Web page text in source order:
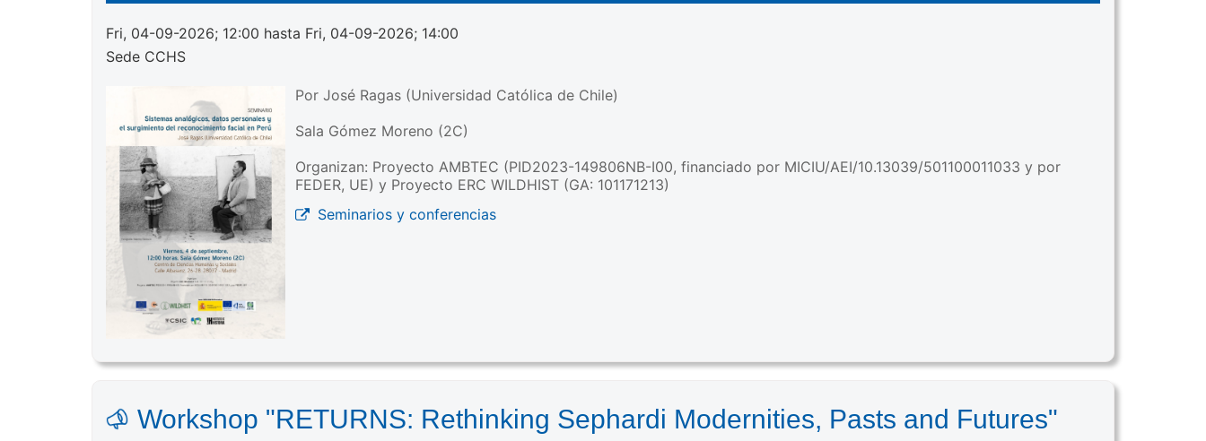
Fri, 04-09-2026; 12:00 hasta Fri, 04-09-2026; 14:00
Sede CCHS
Por José Ragas (Universidad Católica de Chile)
Sala Gómez Moreno (2C)
Organizan: Proyecto AMBTEC (PID2023-149806NB-I00, financiado por MICIU/AEI/10.13039/501100011033 y por
FEDER, UE) y Proyecto ERC WILDHIST (GA: 101171213)
Seminarios y conferencias
Workshop "RETURNS: Rethinking Sephardi Modernities, Pasts and Futures"